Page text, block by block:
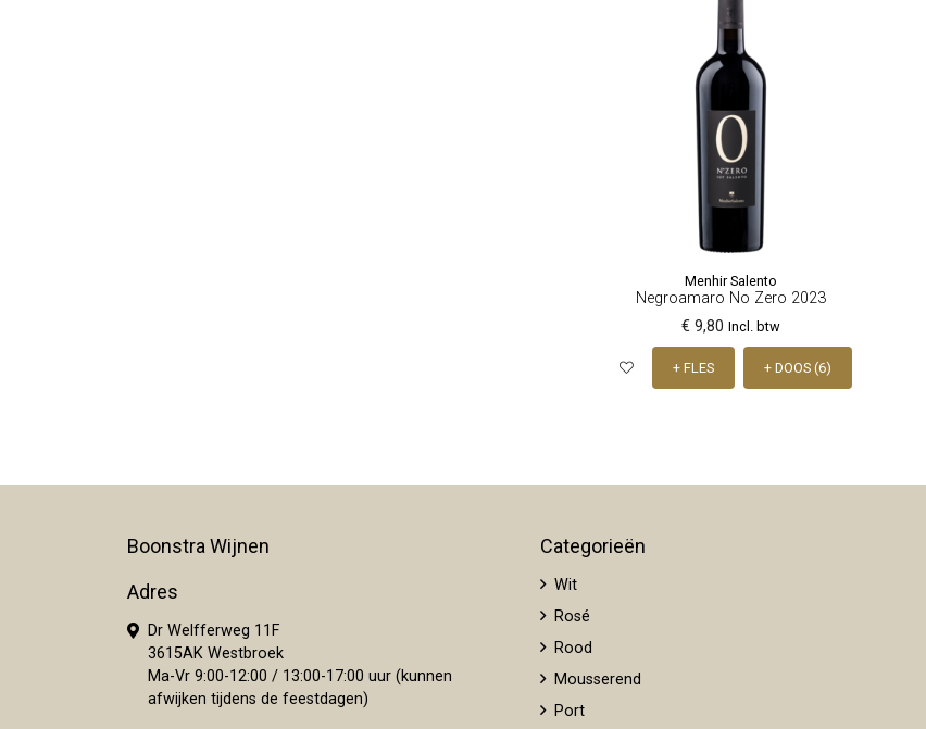
Menhir Salento
Negroamaro No Zero 2023
€ 9,80 Incl. btw
+ FLES + DOOS (6)
Boonstra Wijnen
Adres
Dr Welfferweg 11F
3615AK Westbroek
Ma-Vr 9:00-12:00 / 13:00-17:00 uur (kunnen
afwijken tijdens de feestdagen)
Categorieën
Wit
Rosé
Rood
Mousserend
Port